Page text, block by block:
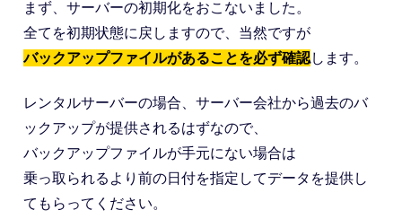
まず、サーバーの初期化をおこないました。
全てを初期状態に戻しますので、当然ですが
バックアップファイルがあることを必ず確認します。
レンタルサーバーの場合、サーバー会社から過去のバ
ックアップが提供されるはずなので、
バックアップファイルが手元にない場合は
乗っ取られるより前の日付を指定してデータを提供し
てもらってください。